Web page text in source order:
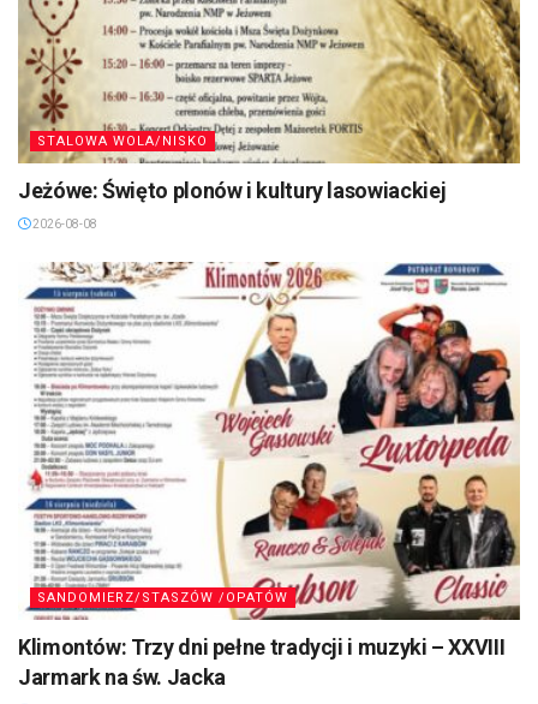
STALOWA WOLA/NISKO
Jeżówe: Święto plonów i kultury lasowiackiej
2026-08-08
SANDOMIERZ/STASZÓW /OPATÓW
Klimontów: Trzy dni pełne tradycji i muzyki – XXVIII
Jarmark na św. Jacka